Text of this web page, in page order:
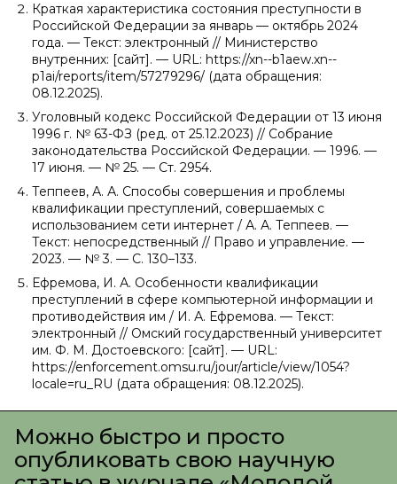
Краткая характеристика состояния преступности в
Российской Федерации за январь — октябрь 2024
года. — Текст: электронный // Министерство
внутренних: [сайт]. — URL: https://xn--b1aew.xn--
p1ai/reports/item/57279296/ (дата обращения:
08.12.2025).
Уголовный кодекс Российской Федерации от 13 июня
1996 г. № 63-ФЗ (ред. от 25.12.2023) // Собрание
законодательства Российской Федерации. — 1996. —
17 июня. — № 25. — Ст. 2954.
Теппеев, А. А. Способы совершения и проблемы
квалификации преступлений, совершаемых с
использованием сети интернет / А. А. Теппеев. —
Текст: непосредственный // Право и управление. —
2023. — № 3. — С. 130–133.
Ефремова, И. А. Особенности квалификации
преступлений в сфере компьютерной информации и
противодействия им / И. А. Ефремова. — Текст:
электронный // Омский государственный университет
им. Ф. М. Достоевского: [сайт]. — URL:
https://enforcement.omsu.ru/jour/article/view/1054?
locale=ru_RU (дата обращения: 08.12.2025).
Можно быстро и просто
опубликовать свою научную